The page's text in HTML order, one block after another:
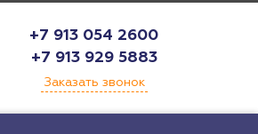
+7 913 054 2600
+7 913 929 5883
Заказать звонок